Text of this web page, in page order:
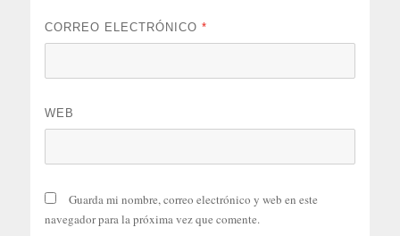
CORREO ELECTRÓNICO*
WEB
Guarda mi nombre, correo electrónico y web en este
navegador para la próxima vez que comente.